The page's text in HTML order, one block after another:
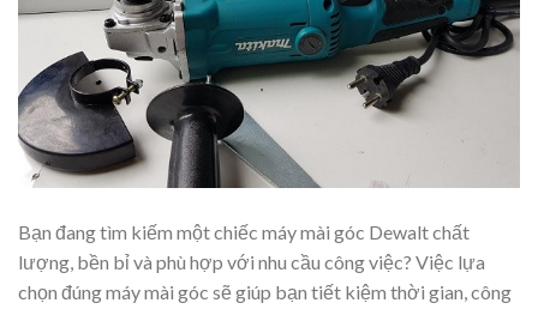
Bạn đang tìm kiếm một chiếc máy mài góc Dewalt chất
lượng, bền bỉ và phù hợp với nhu cầu công việc? Việc lựa
chọn đúng máy mài góc sẽ giúp bạn tiết kiệm thời gian, công